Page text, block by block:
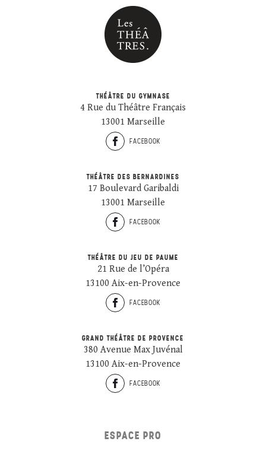
THÉÂTRE DU GYMNASE
4 Rue du Théâtre Français
13001 Marseille
FACEBOOK
THÉÂTRE DES BERNARDINES
17 Boulevard Garibaldi
13001 Marseille
FACEBOOK
THÉÂTRE DU JEU DE PAUME
21 Rue de l’Opéra
13100 Aix-en-Provence
FACEBOOK
GRAND THÉÂTRE DE PROVENCE
380 Avenue Max Juvénal
13100 Aix-en-Provence
FACEBOOK
ESPACE PRO